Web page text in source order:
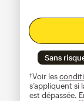
Sans
†Voir les
s’appliquent si
est dépassée.